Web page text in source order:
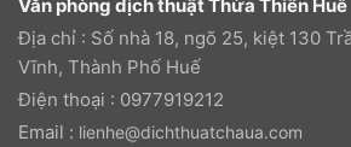
Văn phòng dịch thuật Thừa Thiên Huế
Địa chỉ : Số nhà 18, ngõ 25, kiệt 130
Vĩnh, Thành Phố Huế
Điện thoại : 0977919212
Email : lienhe@dichthuatchaua.com